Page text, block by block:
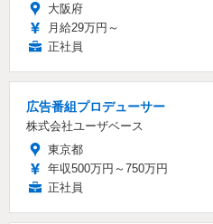
大阪府
月給29万円～
正社員
広告番組プロデューサー
株式会社ユーザベース
東京都
年収500万円～750万円
正社員